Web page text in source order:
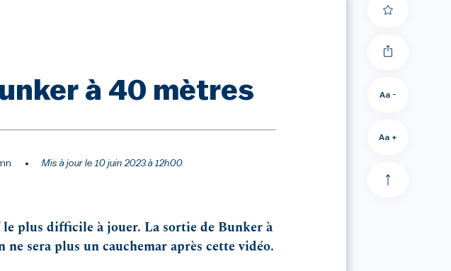
à 40 mètres
Mis à jour le 10 juin 2023 à 12h00
le plus difficile à jouer. La sortie de Bunker à
ne sera plus un cauchemar après cette vidéo.
Aa -
Aa +